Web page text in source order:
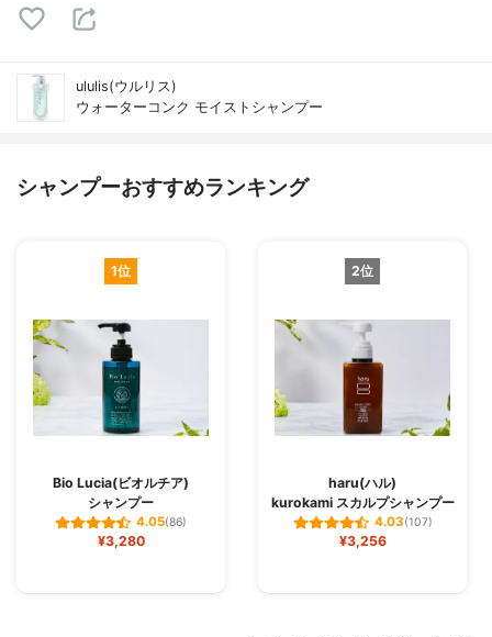
ululis(ウルリス)
ウォーターコンク モイストシャンプー
シャンプーおすすめランキング
1位
Bio Lucia(ビオルチア)
シャンプー
4.05(86)
¥3,280
2位
haru(ハル)
kurokami スカルプシャンプー
4.03(107)
¥3,256